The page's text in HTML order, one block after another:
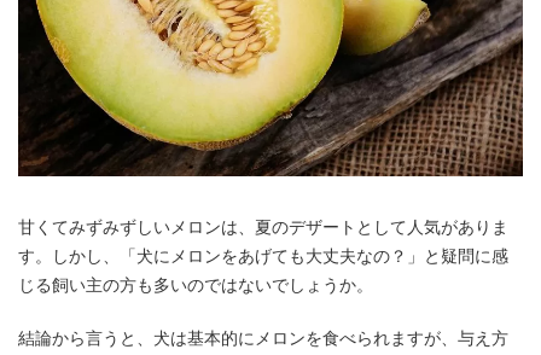
甘くてみずみずしいメロンは、夏のデザートとして人気がありま
す。しかし、「犬にメロンをあげても大丈夫なの？」と疑問に感
じる飼い主の方も多いのではないでしょうか。
結論から言うと、犬は基本的にメロンを食べられますが、与え方